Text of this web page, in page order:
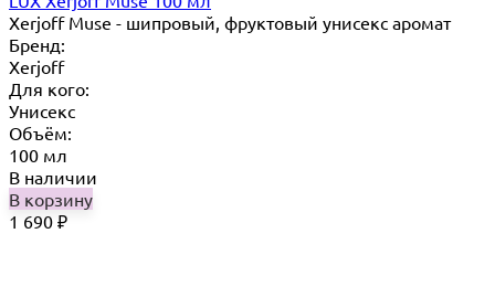
Xerjoff Muse - шипровый, фруктовый унисекс аромат
Бренд:
Xerjoff
Для кого:
Унисекс
Объём:
100 мл
В наличии
В корзину
1 690 ₽